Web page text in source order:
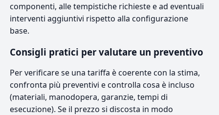
componenti, alle tempistiche richieste e ad eventuali
interventi aggiuntivi rispetto alla configurazione
base.
Consigli pratici per valutare un preventivo
Per verificare se una tariffa è coerente con la stima,
confronta più preventivi e controlla cosa è incluso
(materiali, manodopera, garanzie, tempi di
esecuzione). Se il prezzo si discosta in modo